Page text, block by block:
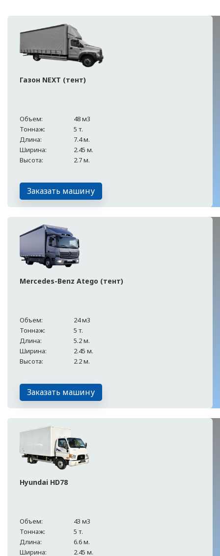
Газон NEXT (тент)
Объем:
48 м3
Тоннаж:
5 т.
Длина:
7.4 м.
Ширина:
2.45 м.
Высота:
2.7 м.
Заказать машину
Mercedes-Benz Atego (тент)
Объем:
24 м3
Тоннаж:
5 т.
Длина:
5.2 м.
Ширина:
2.45 м.
Высота:
2.2 м.
Заказать машину
Hyundai HD78
Объем:
43 м3
Тоннаж:
5 т.
Длина:
6.6 м.
Ширина:
2.45 м.